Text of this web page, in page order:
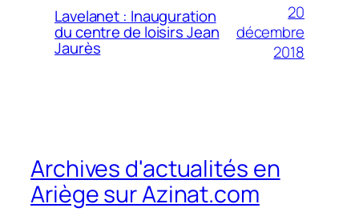
Lavelanet : Inauguration
du centre de loisirs Jean
Jaurès
20
décembre
2018
Archives d'actualités en
Ariège sur Azinat.com